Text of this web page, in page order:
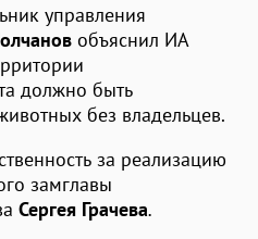
управления
объяснил ИА
должно быть
без владельцев.
за реализацию
замглавы
Сергея Грачева.